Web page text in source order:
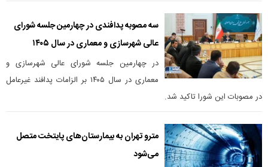
سه مصوبه پدافندی در چهارمین جلسه شورای
عالی شهرسازی و معماری در سال ۱۴۰۵
در چهارمین جلسه شورای عالی شهرسازی و
معماری در سال ۱۴۰۵ بر الزامات پدافند غیرعامل
در مصوبات این شورا تاکید شد.
مترو تهران به بیمارستان‌های پایتخت متصل
می‌شود